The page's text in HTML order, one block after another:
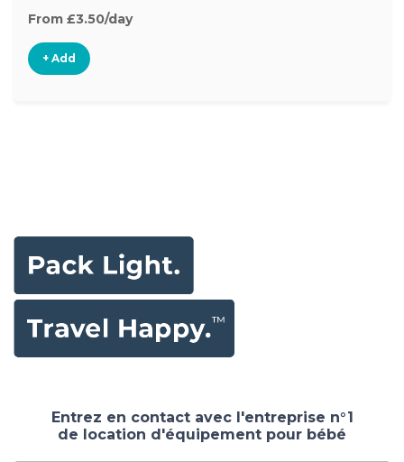
From £3.50/day
+ Add
Entrez en contact avec l'entreprise n°1
de location d'équipement pour bébé